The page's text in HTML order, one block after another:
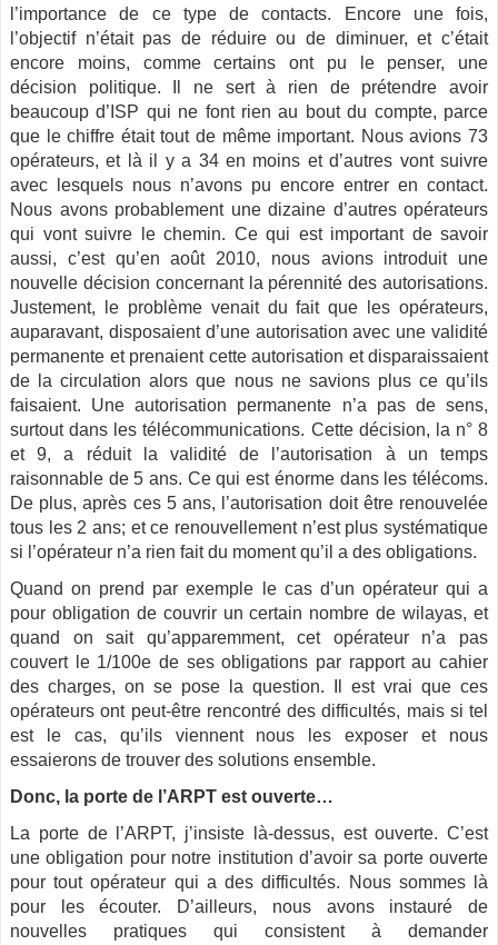
l’importance de ce type de contacts. Encore une fois,
l’objectif n’était pas de réduire ou de diminuer, et c’était
encore moins, comme certains ont pu le penser, une
décision politique. Il ne sert à rien de prétendre avoir
beaucoup d’ISP qui ne font rien au bout du compte, parce
que le chiffre était tout de même important. Nous avions 73
opérateurs, et là il y a 34 en moins et d’autres vont suivre
avec lesquels nous n’avons pu encore entrer en contact.
Nous avons probablement une dizaine d’autres opérateurs
qui vont suivre le chemin. Ce qui est important de savoir
aussi, c’est qu’en août 2010, nous avions introduit une
nouvelle décision concernant la pérennité des autorisations.
Justement, le problème venait du fait que les opérateurs,
auparavant, disposaient d’une autorisation avec une validité
permanente et prenaient cette autorisation et disparaissaient
de la circulation alors que nous ne savions plus ce qu’ils
faisaient. Une autorisation permanente n’a pas de sens,
surtout dans les télécommunications. Cette décision, la n° 8
et 9, a réduit la validité de l’autorisation à un temps
raisonnable de 5 ans. Ce qui est énorme dans les télécoms.
De plus, après ces 5 ans, l’autorisation doit être renouvelée
tous les 2 ans; et ce renouvellement n’est plus systématique
si l’opérateur n’a rien fait du moment qu’il a des obligations.
Quand on prend par exemple le cas d’un opérateur qui a
pour obligation de couvrir un certain nombre de wilayas, et
quand on sait qu’apparemment, cet opérateur n’a pas
couvert le 1/100e de ses obligations par rapport au cahier
des charges, on se pose la question. Il est vrai que ces
opérateurs ont peut-être rencontré des difficultés, mais si tel
est le cas, qu’ils viennent nous les exposer et nous
essaierons de trouver des solutions ensemble.
Donc, la porte de l’ARPT est ouverte…
La porte de l’ARPT, j’insiste là-dessus, est ouverte. C’est
une obligation pour notre institution d’avoir sa porte ouverte
pour tout opérateur qui a des difficultés. Nous sommes là
pour les écouter. D’ailleurs, nous avons instauré de
nouvelles pratiques qui consistent à demander